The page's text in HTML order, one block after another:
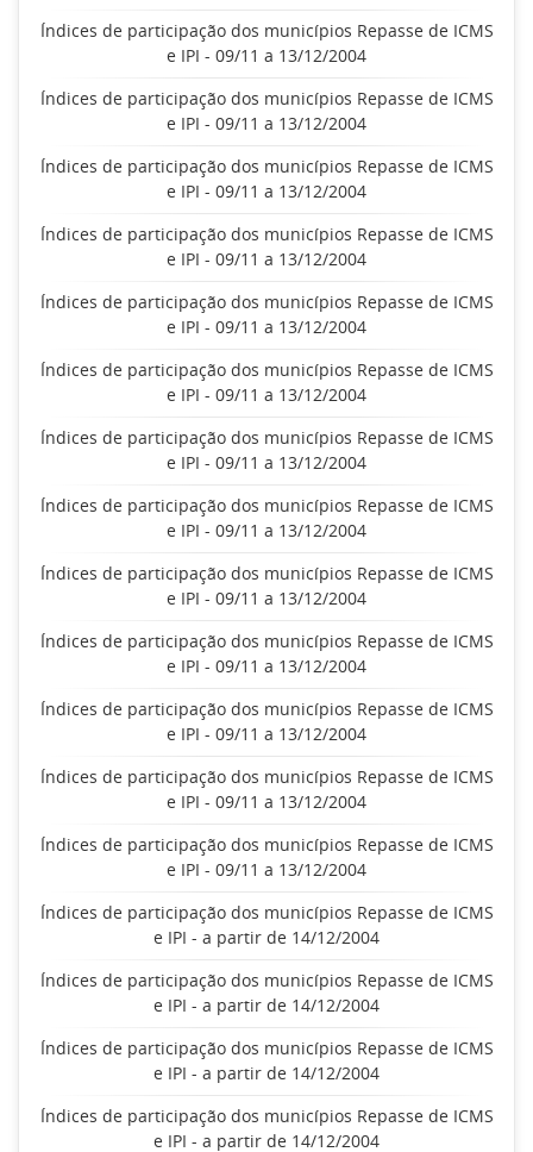
Índices de participação dos municípios Repasse de ICMS
e IPI - 09/11 a 13/12/2004
Índices de participação dos municípios Repasse de ICMS
e IPI - 09/11 a 13/12/2004
Índices de participação dos municípios Repasse de ICMS
e IPI - 09/11 a 13/12/2004
Índices de participação dos municípios Repasse de ICMS
e IPI - 09/11 a 13/12/2004
Índices de participação dos municípios Repasse de ICMS
e IPI - 09/11 a 13/12/2004
Índices de participação dos municípios Repasse de ICMS
e IPI - 09/11 a 13/12/2004
Índices de participação dos municípios Repasse de ICMS
e IPI - 09/11 a 13/12/2004
Índices de participação dos municípios Repasse de ICMS
e IPI - 09/11 a 13/12/2004
Índices de participação dos municípios Repasse de ICMS
e IPI - 09/11 a 13/12/2004
Índices de participação dos municípios Repasse de ICMS
e IPI - 09/11 a 13/12/2004
Índices de participação dos municípios Repasse de ICMS
e IPI - 09/11 a 13/12/2004
Índices de participação dos municípios Repasse de ICMS
e IPI - 09/11 a 13/12/2004
Índices de participação dos municípios Repasse de ICMS
e IPI - 09/11 a 13/12/2004
Índices de participação dos municípios Repasse de ICMS
e IPI - a partir de 14/12/2004
Índices de participação dos municípios Repasse de ICMS
e IPI - a partir de 14/12/2004
Índices de participação dos municípios Repasse de ICMS
e IPI - a partir de 14/12/2004
Índices de participação dos municípios Repasse de ICMS
e IPI - a partir de 14/12/2004